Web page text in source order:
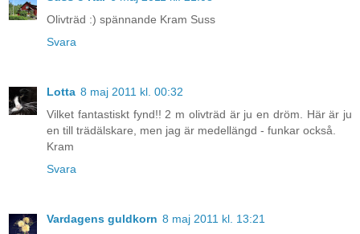
Olivträd :) spännande Kram Suss
Svara
Lotta 8 maj 2011 kl. 00:32
Vilket fantastiskt fynd!! 2 m olivträd är ju en dröm. Här är ju
en till trädälskare, men jag är medellängd - funkar också.
Kram
Svara
Vardagens guldkorn 8 maj 2011 kl. 13:21